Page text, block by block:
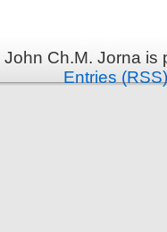
John Ch.M. Jorna
Entries (RSS)